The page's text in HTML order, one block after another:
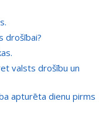
drošībai?
valsts drošību un
apturēta dienu pirms